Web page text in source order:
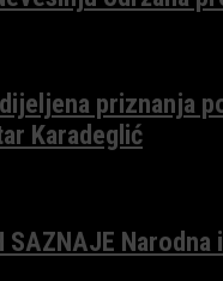
priznanja
Karadeglić
SAZNAJE